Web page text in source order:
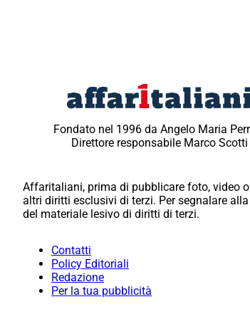
Fondato nel 1996 da Angelo Maria
Direttore responsabile Marco Scotti
Affaritaliani, prima di pubblicare foto, video
altri diritti esclusivi di terzi. Per segnalare
del materiale lesivo di diritti di terzi.
Contatti
Policy Editoriali
Redazione
Per la tua pubblicità